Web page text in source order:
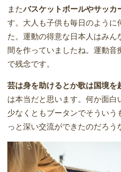
またバスケットボールやサッカ
す。大人も子供も毎日のように
た。運動の得意な日本人はみん
間を作っていましたね。運動
で残念です。
芸は身を助けるとか歌は国境を
は本当だと思います。何か面白
少なくともブータンでそういう
っと深い交流ができたのだろう